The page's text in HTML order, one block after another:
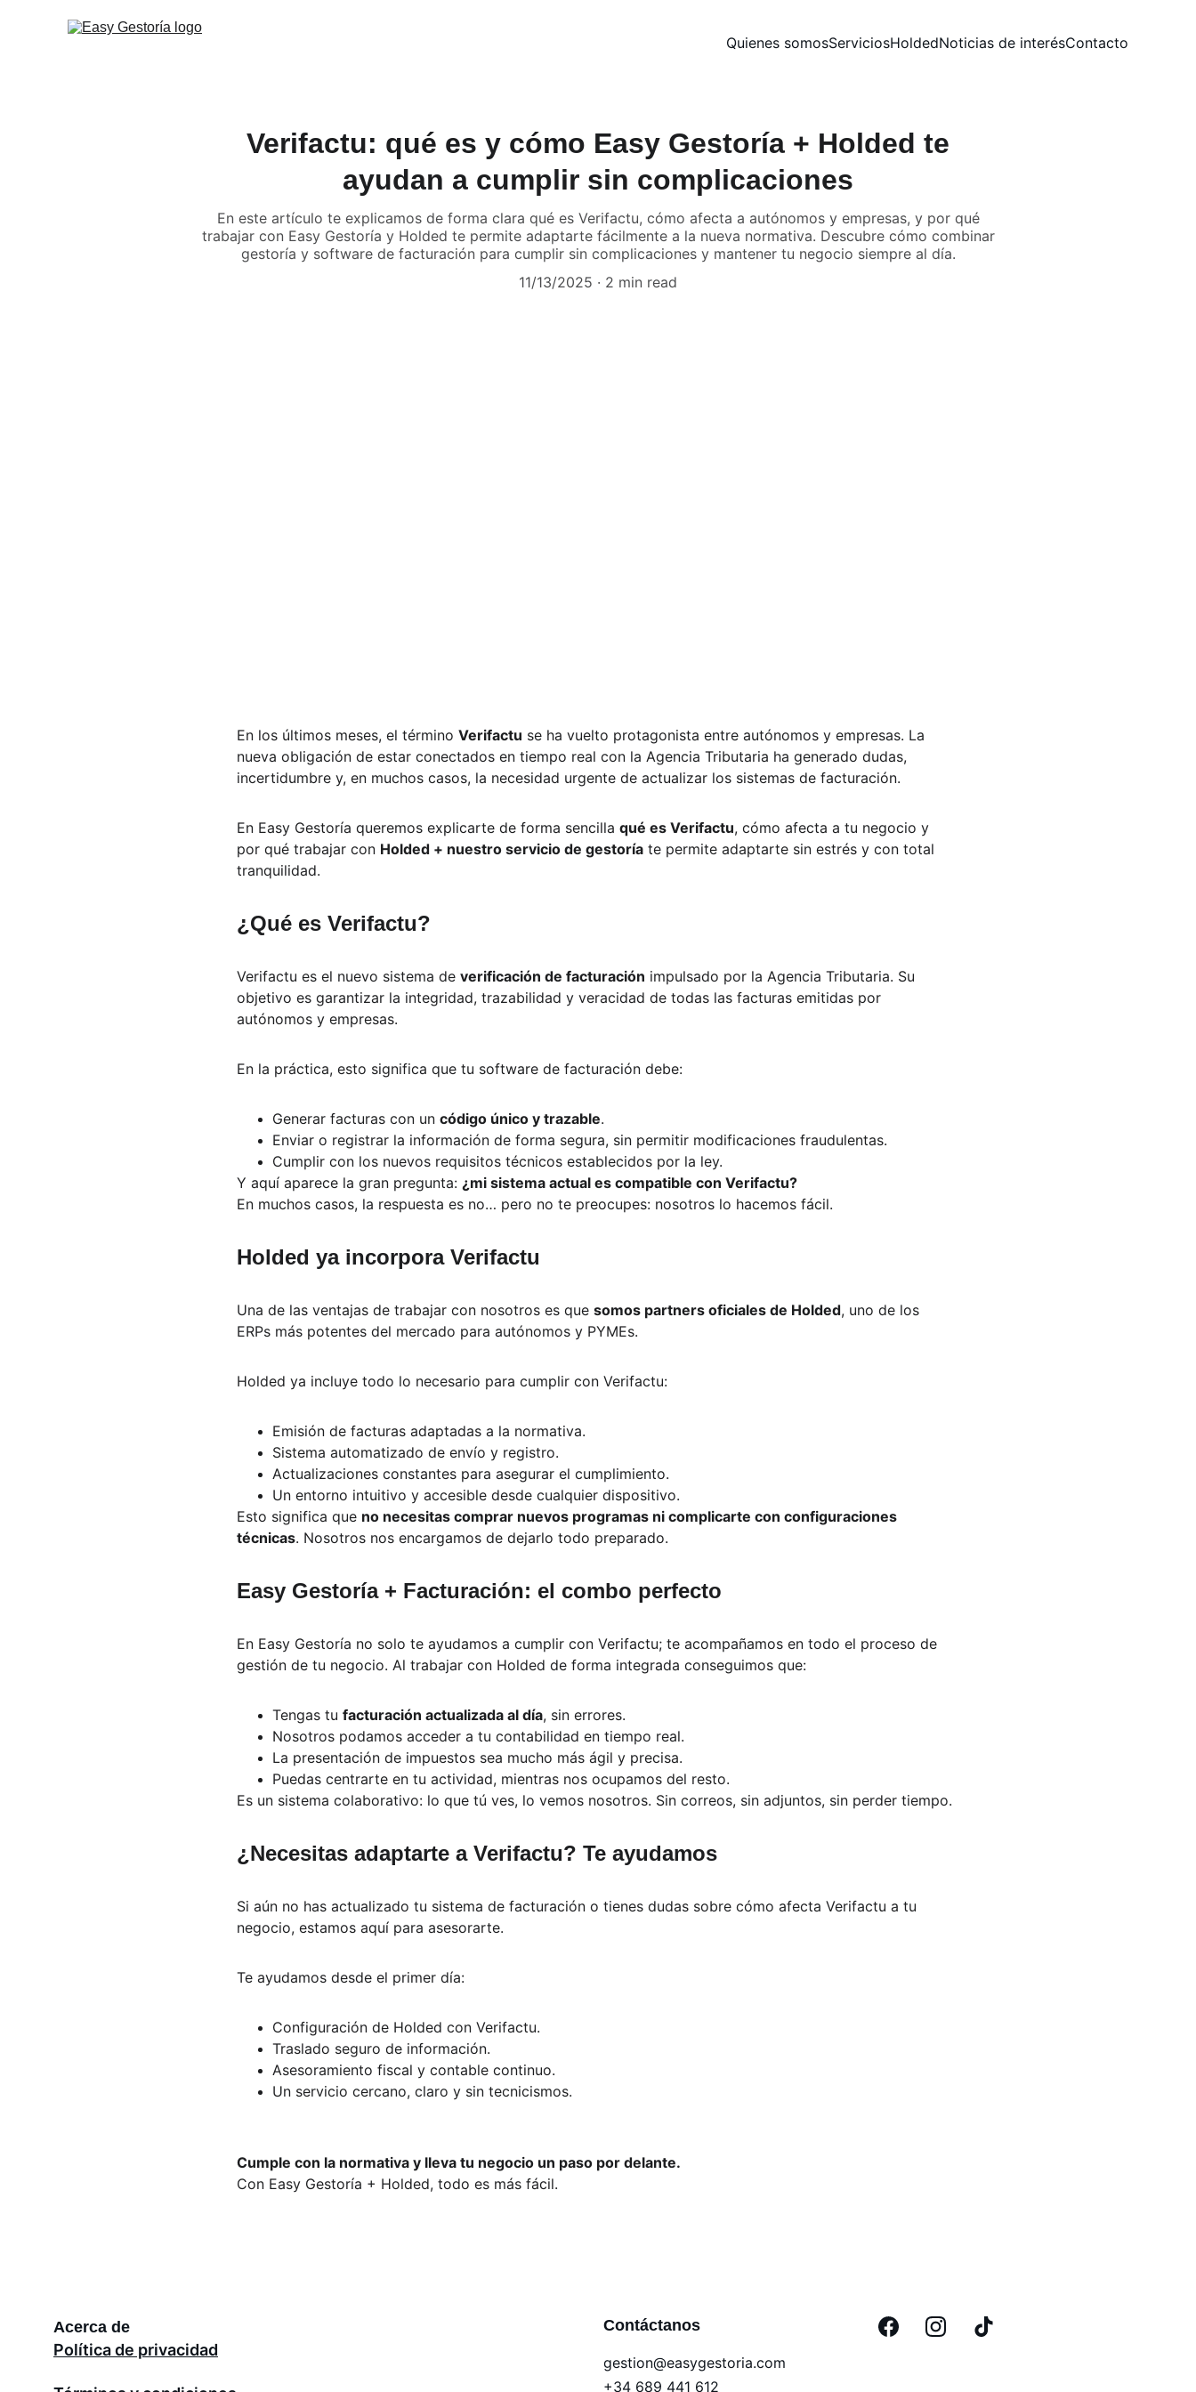
Quienes somosServiciosHoldedNoticias de interésContacto
Verifactu: qué es y cómo Easy Gestoría + Holded te
ayudan a cumplir sin complicaciones
En este artículo te explicamos de forma clara qué es Verifactu, cómo afecta a autónomos y empresas, y por qué
trabajar con Easy Gestoría y Holded te permite adaptarte fácilmente a la nueva normativa. Descubre cómo combinar
gestoría y software de facturación para cumplir sin complicaciones y mantener tu negocio siempre al día.
11/13/2025
2 min read
En los últimos meses, el término Verifactu se ha vuelto protagonista entre autónomos y empresas. La
nueva obligación de estar conectados en tiempo real con la Agencia Tributaria ha generado dudas,
incertidumbre y, en muchos casos, la necesidad urgente de actualizar los sistemas de facturación.
En Easy Gestoría queremos explicarte de forma sencilla qué es Verifactu, cómo afecta a tu negocio y
por qué trabajar con Holded + nuestro servicio de gestoría te permite adaptarte sin estrés y con total
tranquilidad.
¿Qué es Verifactu?
Verifactu es el nuevo sistema de verificación de facturación impulsado por la Agencia Tributaria. Su
objetivo es garantizar la integridad, trazabilidad y veracidad de todas las facturas emitidas por
autónomos y empresas.
En la práctica, esto significa que tu software de facturación debe:
Generar facturas con un código único y trazable.
Enviar o registrar la información de forma segura, sin permitir modificaciones fraudulentas.
Cumplir con los nuevos requisitos técnicos establecidos por la ley.
Y aquí aparece la gran pregunta: ¿mi sistema actual es compatible con Verifactu?
En muchos casos, la respuesta es no… pero no te preocupes: nosotros lo hacemos fácil.
Holded ya incorpora Verifactu
Una de las ventajas de trabajar con nosotros es que somos partners oficiales de Holded, uno de los
ERPs más potentes del mercado para autónomos y PYMEs.
Holded ya incluye todo lo necesario para cumplir con Verifactu:
Emisión de facturas adaptadas a la normativa.
Sistema automatizado de envío y registro.
Actualizaciones constantes para asegurar el cumplimiento.
Un entorno intuitivo y accesible desde cualquier dispositivo.
Esto significa que no necesitas comprar nuevos programas ni complicarte con configuraciones
técnicas. Nosotros nos encargamos de dejarlo todo preparado.
Easy Gestoría + Facturación: el combo perfecto
En Easy Gestoría no solo te ayudamos a cumplir con Verifactu; te acompañamos en todo el proceso de
gestión de tu negocio. Al trabajar con Holded de forma integrada conseguimos que:
Tengas tu facturación actualizada al día, sin errores.
Nosotros podamos acceder a tu contabilidad en tiempo real.
La presentación de impuestos sea mucho más ágil y precisa.
Puedas centrarte en tu actividad, mientras nos ocupamos del resto.
Es un sistema colaborativo: lo que tú ves, lo vemos nosotros. Sin correos, sin adjuntos, sin perder tiempo.
¿Necesitas adaptarte a Verifactu? Te ayudamos
Si aún no has actualizado tu sistema de facturación o tienes dudas sobre cómo afecta Verifactu a tu
negocio, estamos aquí para asesorarte.
Te ayudamos desde el primer día:
Configuración de Holded con Verifactu.
Traslado seguro de información.
Asesoramiento fiscal y contable continuo.
Un servicio cercano, claro y sin tecnicismos.
Cumple con la normativa y lleva tu negocio un paso por delante.
Con Easy Gestoría + Holded, todo es más fácil.
Contáctanos
gestion@easygestoria.com
Acerca de
Política de privacidad
+34 689 441 612